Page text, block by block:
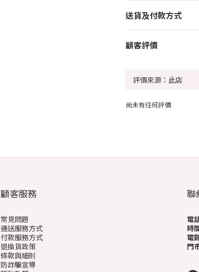
送貨及付款方式
顧客評價
尚未有任何評價
顧客服務
常見問題
運送服務方式
付款服務方式
退換貨政策
條款與細則
防詐騙宣導
聯
電
時
電
門